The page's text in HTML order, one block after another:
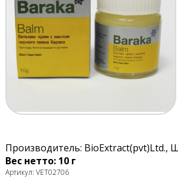
Производитель: BioExtract(pvt)Ltd.,
Вес нетто: 10 г
Артикул: VET02706